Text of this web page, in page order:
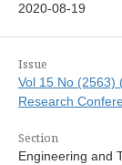
2020-08-19
Issue
Vol 15 No (2563)
Research
Section
Engineering and